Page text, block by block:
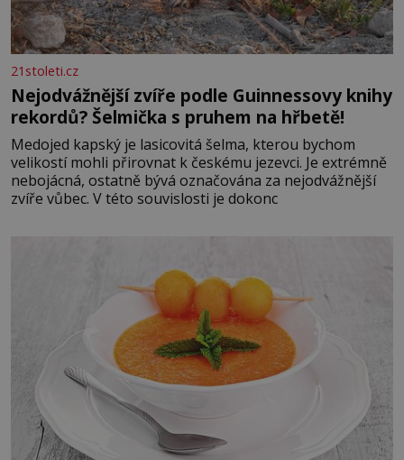
21stoleti.cz
Nejodvážnější zvíře podle Guinnessovy knihy
rekordů? Šelmička s pruhem na hřbetě!
Medojed kapský je lasicovitá šelma, kterou bychom
velikostí mohli přirovnat k českému jezevci. Je extrémně
nebojácná, ostatně bývá označována za nejodvážnější
zvíře vůbec. V této souvislosti je dokonc